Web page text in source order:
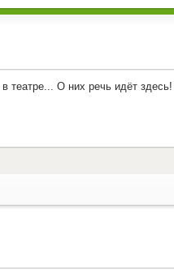
театре... О них речь идёт здесь!